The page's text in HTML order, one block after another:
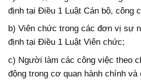
định tại Điều 1 Luật Cán bộ, công
b) Viên chức trong các đơn vị sự
định tại Điều 1 Luật Viên chức;
c) Người làm các công việc theo
động trong cơ quan hành chính